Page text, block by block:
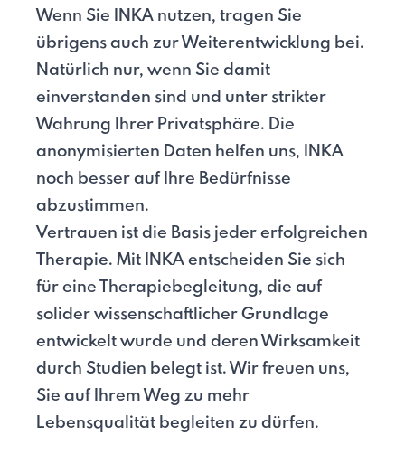
Wenn Sie INKA nutzen, tragen Sie
übrigens auch zur Weiterentwicklung bei.
Natürlich nur, wenn Sie damit
einverstanden sind und unter strikter
Wahrung Ihrer Privatsphäre. Die
anonymisierten Daten helfen uns, INKA
noch besser auf Ihre Bedürfnisse
abzustimmen.
Vertrauen ist die Basis jeder erfolgreichen
Therapie. Mit INKA entscheiden Sie sich
für eine Therapiebegleitung, die auf
solider wissenschaftlicher Grundlage
entwickelt wurde und deren Wirksamkeit
durch Studien belegt ist. Wir freuen uns,
Sie auf Ihrem Weg zu mehr
Lebensqualität begleiten zu dürfen.